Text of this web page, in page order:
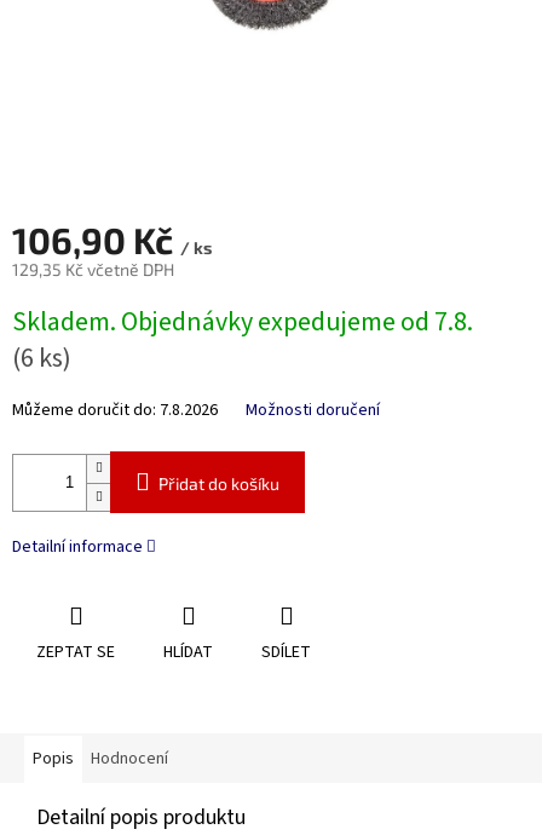
106,90 Kč / ks
129,35 Kč včetně DPH
cena:
Skladem. Objednávky expedujeme od 7.8.
(6 ks)
Můžeme doručit do: 7.8.2026 Možnosti doručení
Přidat do košíku
Detailní informace
ZEPTAT SE HLÍDAT SDÍLET
Popis Hodnocení
Detailní popis produktu